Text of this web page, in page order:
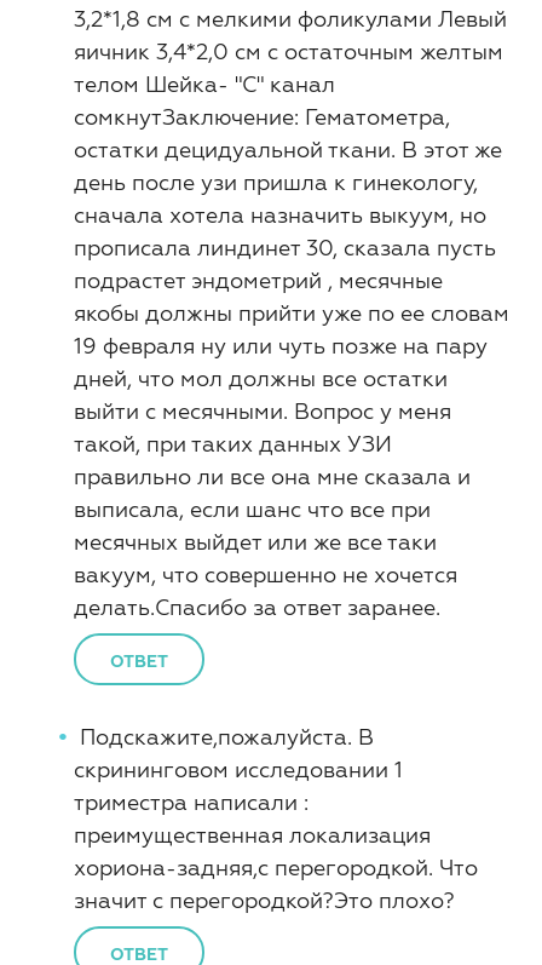
3,2*1,8 см с мелкими фоликулами Левый
яичник 3,4*2,0 см с остаточным желтым
телом Шейка- "С" канал
сомкнутЗаключение: Гематометра,
остатки децидуальной ткани. В этот же
день после узи пришла к гинекологу,
сначала хотела назначить выкуум, но
прописала линдинет 30, сказала пусть
подрастет эндометрий , месячные
якобы должны прийти уже по ее словам
19 февраля ну или чуть позже на пару
дней, что мол должны все остатки
выйти с месячными. Вопрос у меня
такой, при таких данных УЗИ
правильно ли все она мне сказала и
выписала, если шанс что все при
месячных выйдет или же все таки
вакуум, что совершенно не хочется
делать.Спасибо за ответ заранее.
ОТВЕТ
Подскажите,пожалуйста. В
скрининговом исследовании 1
триместра написали :
преимущественная локализация
хориона-задняя,с перегородкой. Что
значит с перегородкой?Это плохо?
ОТВЕТ